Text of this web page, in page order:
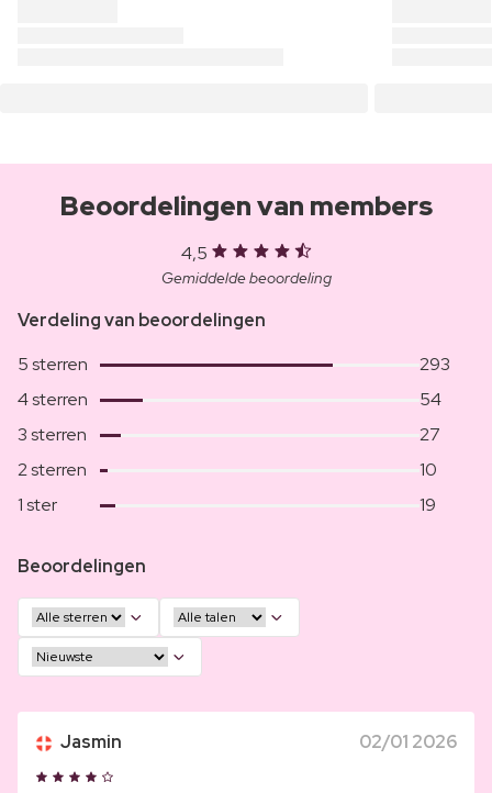
Beoordelingen van members
4,5
Gemiddelde beoordeling
Verdeling van beoordelingen
5 sterren
293
4 sterren
54
3 sterren
27
2 sterren
10
1 ster
19
Beoordelingen
Jasmin 02/01 2026